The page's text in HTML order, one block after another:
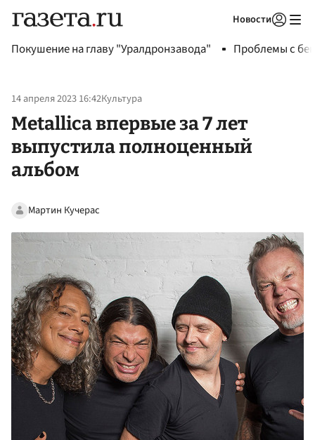
Новости
Покушение на главу "Уралдронзавода" Проблемы с
14 апреля 2023 16:42Культура
Metallica впервые за 7 лет
выпустила полноценный
альбом
Мартин Кучерас